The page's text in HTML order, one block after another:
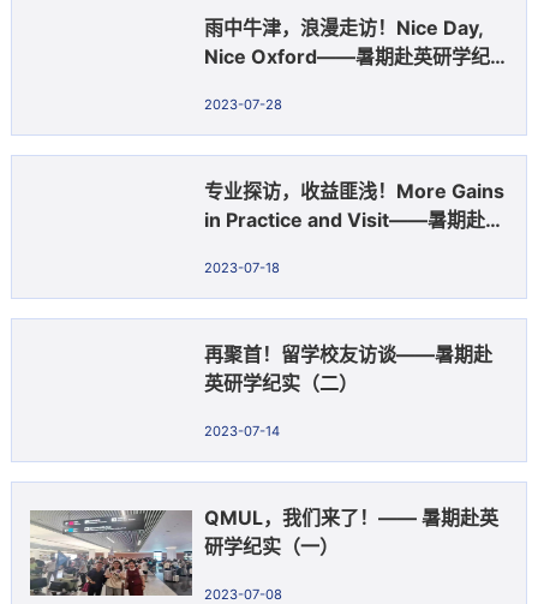
雨中牛津，浪漫走访！Nice Day,
Nice Oxford——暑期赴英研学纪
2023-07-28
专业探访，收益匪浅！More Gains
in Practice and Visit——暑期赴英
2023-07-18
再聚首！留学校友访谈——暑期赴
英研学纪实（二）
2023-07-14
QMUL，我们来了！—— 暑期赴英
研学纪实（一）
2023-07-08